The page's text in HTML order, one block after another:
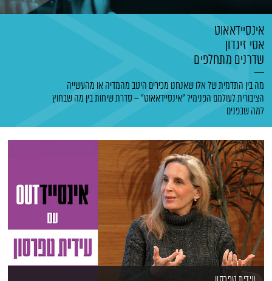
אינסיידאאוט
אסי זיגדון
שדרנים מתחלפים
מה בין התדמית של אלו שאנחנו מכירים היטב מהמדיה או מהעשייה
הציבורית לעולמם הפנימי? "אינסיידאאוט" – סדרת שיחות בין מה שבחוץ
למה שבפנים